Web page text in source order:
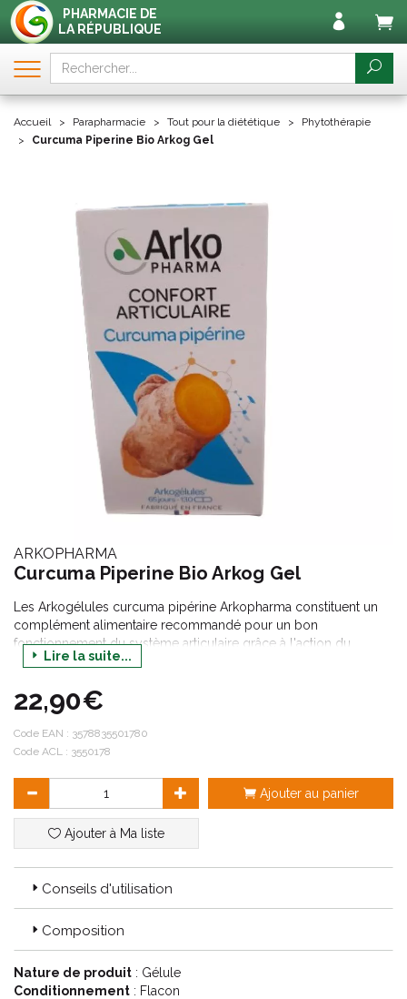
PHARMACIE DE
LA RÉPUBLIQUE
Accueil Parapharmacie Tout pour la diététique
Phytothérapie
Curcuma Piperine Bio Arkog Gel
ARKOPHARMA
Curcuma Piperine Bio Arkog Gel
Les Arkogélules curcuma pipérine Arkopharma constituent un
complément alimentaire recommandé pour un bon
fonctionnement du système articulaire grâce à l'action du
curcuma qui favorise le maintien de la flexibilité et du confort
absorption sont également reconnus pour leurs vertus
antioxydantes.
Lire la suite...
22,90€
Code EAN : 3578835501780
Code ACL : 3550178
Ajouter au panier
Ajouter à Ma liste
Conseils d'utilisation
Composition
Nature de produit : Gélule
Conditionnement : Flacon